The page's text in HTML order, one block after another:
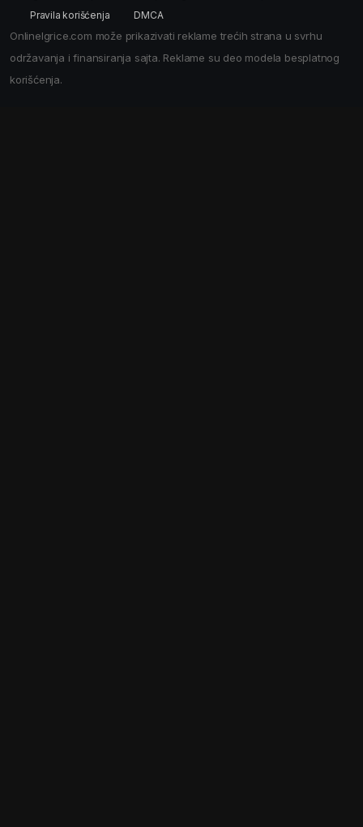
Pravila korišćenja
DMCA
OnlineIgrice.com može prikazivati reklame trećih strana u svrhu
održavanja i finansiranja sajta. Reklame su deo modela besplatnog
korišćenja.